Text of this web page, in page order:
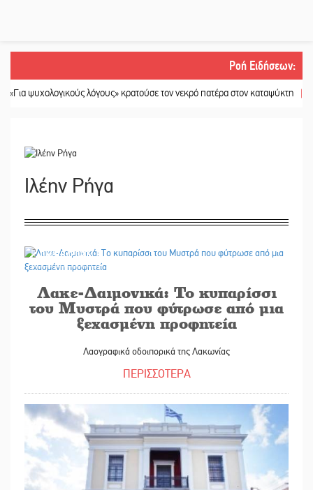
Ροή Ειδήσεων:
λόγους» κρατούσε τον νεκρό πατέρα στον καταψύκτη || Kastoras
Ιλέην Ρήγα
06/08/2026
Λακε-Δαιμονικά: Το κυπαρίσσι
του Μυστρά που φύτρωσε από μια
ξεχασμένη προφητεία
Λαογραφικά οδοιπορικά της Λακωνίας
ΠΕΡΙΣΣΟΤΕΡΑ